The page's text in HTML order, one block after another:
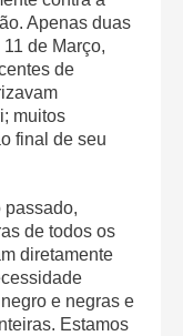
Apenas duas
de Março,
de
muitos
final de seu
passado,
de todos os
diretamente
e negras e
Estamos